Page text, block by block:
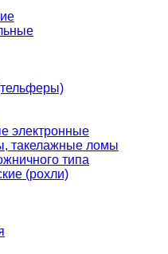
электронные
такелажные ломы
типа
(рохли)